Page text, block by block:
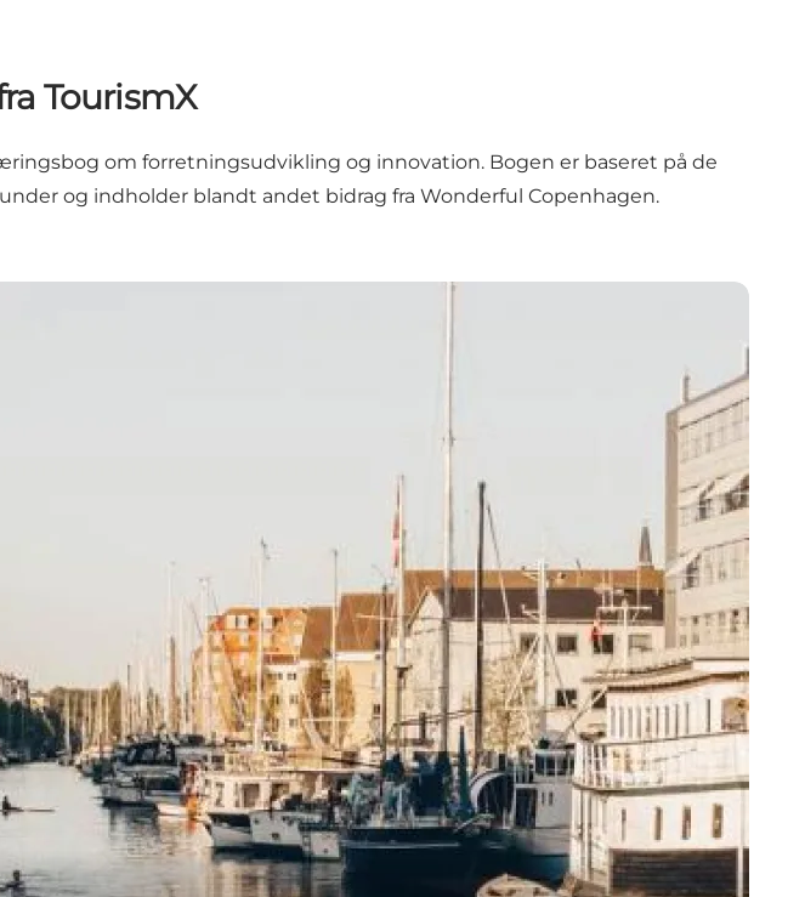
TourismX
om forretningsudvikling og innovation. Bogen er baseret på de
og indholder blandt andet bidrag fra Wonderful Copenhagen.